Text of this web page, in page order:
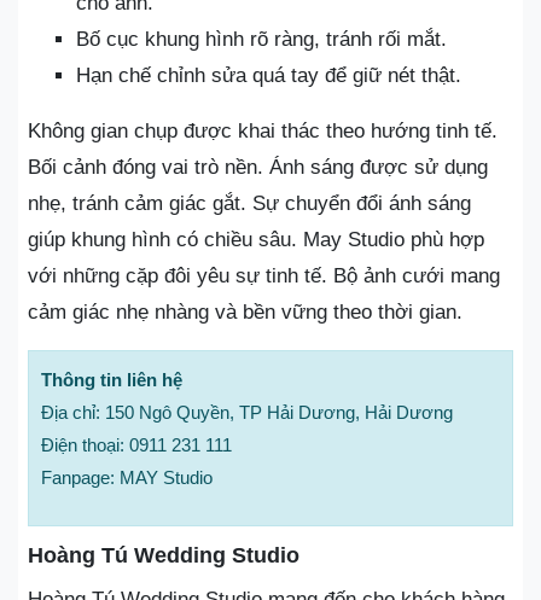
Bố cục khung hình rõ ràng, tránh rối mắt.
Hạn chế chỉnh sửa quá tay để giữ nét thật.
Không gian chụp được khai thác theo hướng tinh tế.
Bối cảnh đóng vai trò nền. Ánh sáng được sử dụng
nhẹ, tránh cảm giác gắt. Sự chuyển đổi ánh sáng
giúp khung hình có chiều sâu. May Studio phù hợp
với những cặp đôi yêu sự tinh tế. Bộ ảnh cưới mang
cảm giác nhẹ nhàng và bền vững theo thời gian.
Thông tin liên hệ
Địa chỉ: 150 Ngô Quyền, TP Hải Dương, Hải Dương
Điện thoại: 0911 231 111
Fanpage: MAY Studio
Hoàng Tú Wedding Studio